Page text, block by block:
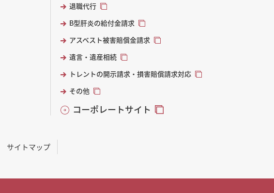
退職代行
B型肝炎の給付金請求
アスベスト被害賠償金請求
遺言・遺産相続
トレントの開示請求・損害賠償請求対応
その他
コーポレートサイト
サイトマップ